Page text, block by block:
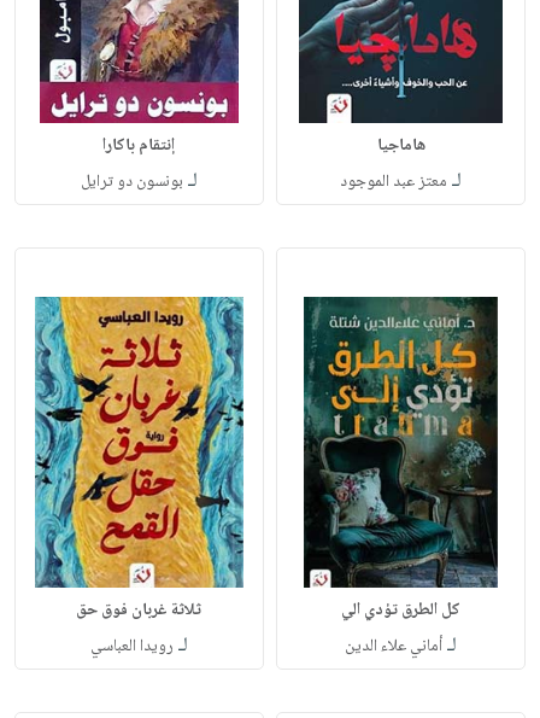
هاماجيا
لـ معتز عبد الموجود
إنتقام باكارا
لـ بونسون دو ترايل
كل الطرق تؤدي الي
لـأماني علاء الدين
ثلاثة غربان فوق حق
لـ رويدا العباسي